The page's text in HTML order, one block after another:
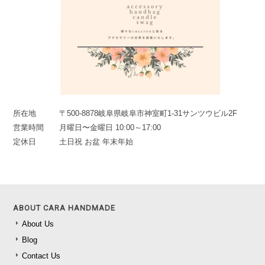
所在地
〒500-8878岐阜県岐阜市神室町1-31サンツウビル2F
営業時間
月曜日〜金曜日 10:00～17:00
定休日
土日祝 お盆 年末年始
ABOUT CARA HANDMADE
About Us
Blog
Contact Us